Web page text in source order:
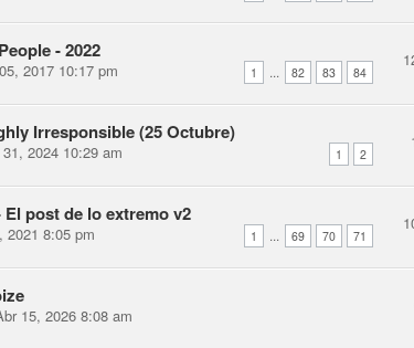
- 2022
1 ... 82 83 84
2017 10:17 pm
Irresponsible (25 Octubre)
1 2
2024 10:29 am
El post de lo extremo v2
1 ... 69 70 71
2021 8:05 pm
15, 2026 8:08 am